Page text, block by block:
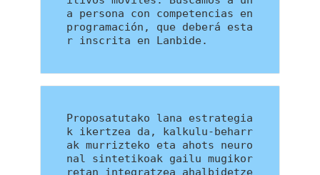
a persona con competencias en
programación, que deberá esta
r inscrita en Lanbide.
Proposatutako lana estrategia
k ikertzea da, kalkulu-beharr
ak murrizteko eta ahots neuro
nal sintetikoak gailu mugikor
retan integratzea ahalbidetze